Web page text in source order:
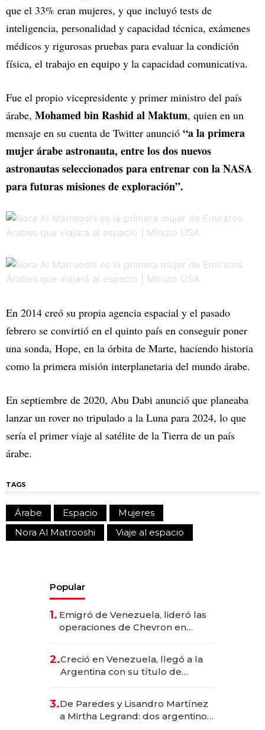
que el 33% eran mujeres, y que incluyó tests de
inteligencia, personalidad y capacidad técnica, exámenes
médicos y rigurosas pruebas para evaluar la condición
física, el trabajo en equipo y la capacidad comunicativa.
Fue el propio vicepresidente y primer ministro del país
árabe, Mohamed bin Rashid al Maktum, quien en un
mensaje en su cuenta de Twitter anunció “a la primera
mujer árabe astronauta, entre los dos nuevos
astronautas seleccionados para entrenar con la NASA
para futuras misiones de exploración”.
En 2014 creó su propia agencia espacial y el pasado
febrero se convirtió en el quinto país en conseguir poner
una sonda, Hope, en la órbita de Marte, haciendo historia
como la primera misión interplanetaria del mundo árabe.
En septiembre de 2020, Abu Dabi anunció que planeaba
lanzar un rover no tripulado a la Luna para 2024, lo que
sería el primer viaje al satélite de la Tierra de un país
árabe.
TAGS
Árabe Espacio
Mujeres
Nora Al Matrooshi
Viaje al espacio
Popular
1. Emigró de Venezuela, lideró las
operaciones de Chevron en
2.Creció en Venezuela, llegó a la
Argentina con su título de
las marcas "fast premium"
3.De Paredes y Lisandro Martínez
a Mirtha Legrand: dos argentinos